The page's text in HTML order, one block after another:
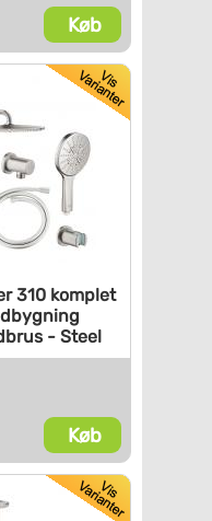
Køb
310 komplet
- Steel
Køb